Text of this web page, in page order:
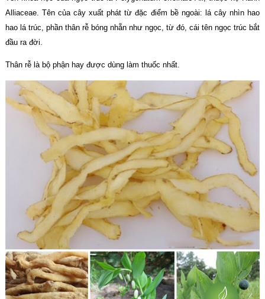
Alliaceae. Tên của cây xuất phát từ đặc điểm bề ngoài: lá cây nhìn hao
hao lá trúc, phần thân rễ bóng nhẵn như ngọc, từ đó, cái tên ngọc trúc bắt
đầu ra đời.
Thân rễ là bộ phận hay được dùng làm thuốc nhất.